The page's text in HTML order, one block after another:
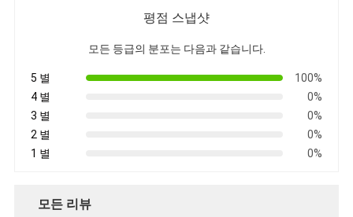
평점 스냅샷
모든 등급의 분포는 다음과 같습니다.
5 별
100%
4 별
0%
3 별
0%
2 별
0%
1 별
0%
모든 리뷰